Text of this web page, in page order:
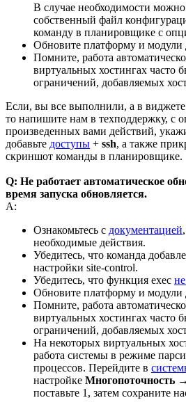
В случае необходимости можно
собственный файл
команду в планировщике с
Обновите платформу и модули
Помните, работа
виртуальных хостингах часто
ограничений, добавляемых
Если, вы все выполнили, а в
то напишите нам в техподдержку, с
произведенных вами действий,
добавьте доступы + ssh, а также
скриншот команды в планировщике.
Q: Не работает автоматическое
время запуска обновляется.
A:
Ознакомьтесь с документацией
необходимые действия.
Убедитесь, что команда
настройки site-control.
Убедитесь, что функция exec
Обновите платформу и модули
Помните, работа
виртуальных хостингах часто
ограничений, добавляемых
На некоторых виртуальных
работа системы в режиме
процессов. Перейдите в
настройке Многопоточность
поставьте 1, затем сохраните